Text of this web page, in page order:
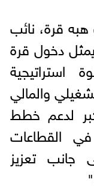
قرة، نائب
دخول قرة
استراتيجية
والمالي
لدعم خطط
في القطاعات
جانب تعزيز